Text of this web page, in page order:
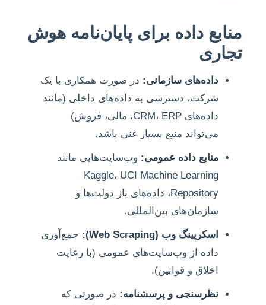
منابع داده برای پایان‌نامه هوش
تجاری
داده‌های سازمانی: در صورت همکاری با یک
شرکت، دسترسی به داده‌های داخلی (مانند
داده‌های CRM، ERP، مالی، فروش)
می‌تواند منبع بسیار غنی باشد.
منابع داده عمومی: وب‌سایت‌هایی مانند
Kaggle، UCI Machine Learning
Repository، داده‌های باز دولت‌ها و
سازمان‌های بین‌المللی.
اسکرپینگ وب (Web Scraping):
جمع‌آوری
داده از وب‌سایت‌های عمومی (با رعایت
اخلاق و قوانین).
نظرسنجی و پرسشنامه: در صورتی که